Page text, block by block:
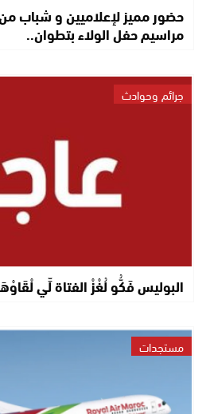
حضور مميز لإعلاميين و شباب
مراسيم حفل الولاء بتطوان..
جرائم وحوادث
البوليس فَكُّو لُغْزْ الفتاة لِّي
مستجدات